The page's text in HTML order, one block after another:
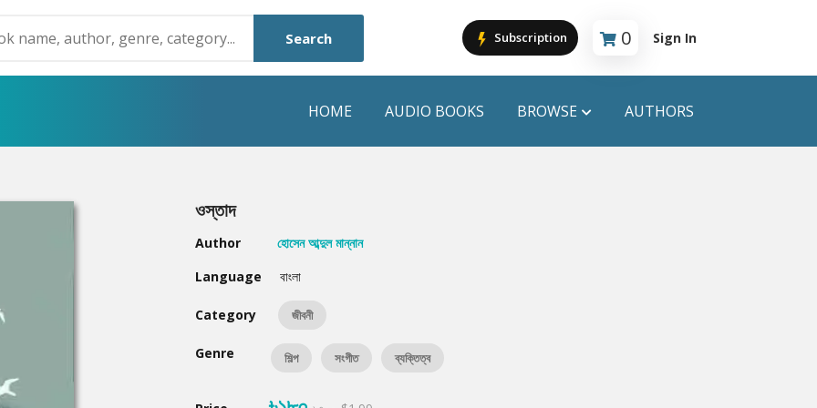
Search Subscription 0
Cart is empty
Sign In
HOME AUDIO BOOKS BROWSE
Humayun Ahmed
Mouri Morium
Hot & New
AUTHORS
ওস্তাদ
Author
হোসেন আব্দুল মান্নান
Language
বাংলা
Category জীবনী
Genre শিল্প সংগীত ব্যক্তিত্ব